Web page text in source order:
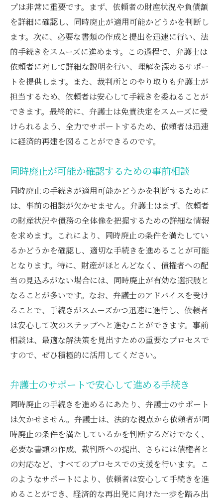
プは非常に重要です。まず、依頼者の財産状況や負債額
を詳細に確認し、同時廃止が適用可能かどうかを判断し
ます。次に、必要な書類の作成と提出を迅速に行い、法
的手続きをスムーズに進めます。この過程で、弁護士は
依頼者に対して詳細な説明を行い、理解を深めるサポー
トを提供します。また、裁判所とのやり取りも弁護士が
担当するため、依頼者は安心して手続きを委ねることが
できます。最終的に、弁護士は免責決定をスムーズに受
けられるよう、全力でサポートするため、依頼者は迅速
に経済的再建を図ることができるのです。
同時廃止が可能か確認するための事前相談
同時廃止の手続きが適用可能かどうかを判断するために
は、事前の相談が欠かせません。弁護士はまず、依頼者
の財産状況や債務の全体像を把握するための詳細な情報
を求めます。これにより、同時廃止の条件を満たしてい
るかどうかを確認し、適切な手続きを進めることが可能
となります。特に、財産がほとんどなく、債権者への配
当の見込みがない場合には、同時廃止が有効な選択肢と
なることが多いです。なお、弁護士のアドバイスを受け
ることで、手続きがスムーズかつ迅速に進行し、依頼者
は安心して次のステップへと進むことができます。事前
相談は、最適な解決策を見出すための重要なプロセスで
すので、ぜひ積極的に活用してください。
弁護士のサポートで安心して進める手続き
同時廃止の手続きを進めるにあたり、弁護士のサポート
は欠かせません。弁護士は、法的な視点から依頼者が同
時廃止の条件を満たしているかを判断するだけでなく、
必要な書類の作成、裁判所への提出、さらには債権者と
の対応など、すべてのプロセスでの支援を行います。こ
のようなサポートにより、依頼者は安心して手続きを進
めることができ、経済的な再出発に向けた一歩を踏み出